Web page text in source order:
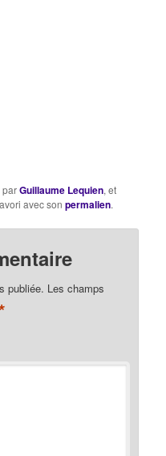
parGuillaume Lequien, et
avec sonpermalien.
publiée. Les champs